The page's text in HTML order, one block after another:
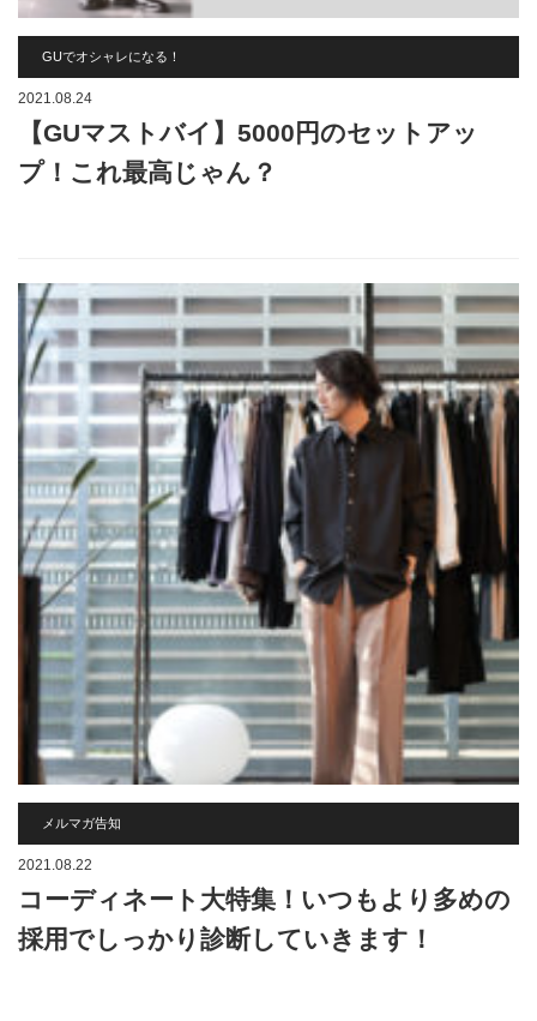
GUでオシャレになる！
2021.08.24
【GUマストバイ】5000円のセットアッ
プ！これ最高じゃん？
メルマガ告知
2021.08.22
コーディネート大特集！いつもより多めの
採用でしっかり診断していきます！